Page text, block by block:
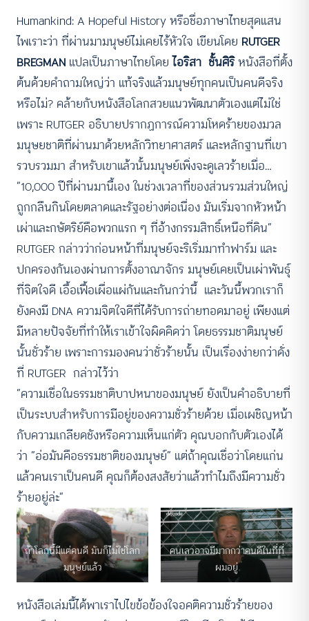
Humankind: A Hopeful History หรือชื่อภาษาไทยสุดแสน
ไพเราะว่า ที่ผ่านมามนุษย์ไม่เคยไร้หัวใจ เขียนโดย RUTGER
BREGMAN แปลเป็นภาษาไทยโดยไอริสา ชั้นศิริหนังสือที่ตั้ง
ต้นด้วยคำถามใหญ่ว่า แท้จริงแล้วมนุษย์ทุกคนเป็นคนดีจริง
หรือไม่? คล้ายกับหนังสือโลกสวยแนวพัฒนาตัวเองแต่ไม่ใช่
เพราะ RUTGER อธิบายปรากฏการณ์ความโหดร้ายของมวล
มนุษยชาติที่ผ่านมาด้วยหลักวิทยาศาสตร์ และหลักฐานที่เขา
รวบรวมมา สำหรับเขาแล้วนั้นมนุษย์เพิ่งจะดูเลวร้ายเมื่อ…
“10,000 ปีที่ผ่านมานี้เอง ในช่วงเวลาที่ของส่วนรวมส่วนใหญ่
ถูกกลืนกินโดยตลาดและรัฐอย่างต่อเนื่อง มันเริ่มจากหัวหน้า
เผ่าและกษัตริย์คือพวกแรก ๆ ที่อ้างกรรมสิทธิ์เหนือที่ดิน”
RUTGER กล่าวว่าก่อนหน้าที่มนุษย์จะริเริ่มมาทำฟาร์ม และ
ปกครองกันเองผ่านการตั้งอาณาจักร มนุษย์เคยเป็นเผ่าพันธุ์
ที่จิตใจดี เอื้อเฟื้อเผื่อแผ่กันและกันกว่านี้ และวันนี้พวกเราก็
ยังคงมี DNA ความจิตใจดีที่ได้รับการถ่ายทอดมาอยู่ เพียงแต่
มีหลายปัจจัยที่ทำให้เราเข้าใจผิดคิดว่า โดยธรรมชาติมนุษย์
นั้นชั่วร้าย เพราะการมองคนว่าชั่วร้ายนั้น เป็นเรื่องง่ายกว่าดั่ง
ที่ RUTGER กล่าวไว้ว่า
“ความเชื่อในธรรมชาติบาปหนาของมนุษย์ ยังเป็นคำอธิบายที่
เป็นระบบสำหรับการมีอยู่ของความชั่วร้ายด้วย เมื่อเผชิญหน้า
กับความเกลียดชังหรือความเห็นแก่ตัว คุณบอกกับตัวเองได้
ว่า “อ่อมันคือธรรมชาติของมนุษย์” แต่ถ้าคุณเชื่อว่าโดยแก่น
แล้วคนเราเป็นคนดี คุณก็ต้องสงสัยว่าแล้วทำไมถึงมีความชั่ว
ร้ายอยู่ล่ะ”
ถ้าโลกนี้มีแต่คนดี มันก็ไม่ใช่โลก
มนุษย์แล้ว
คนเลวอาจมีมากกว่าคนดีในที่ที่
ผมอยู่
หนังสือเล่มนี้ได้พาเราไปไขข้อข้องใจอคติความชั่วร้ายของ